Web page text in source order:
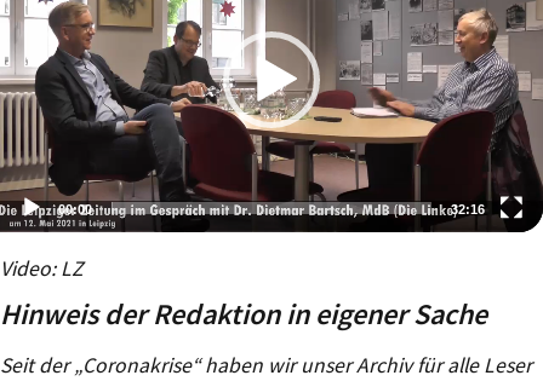
Player
00:00 32:16
Video: LZ
Hinweis der Redaktion in eigener Sache
Seit der „Coronakrise“ haben wir unser Archiv für alle Leser